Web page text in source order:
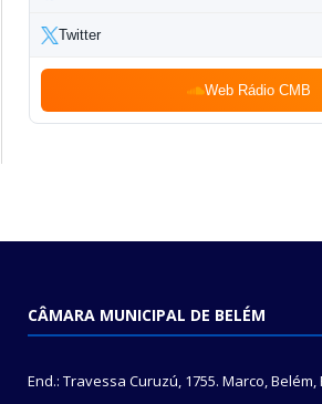
Twitter
Web Rádio CMB
CÂMARA MUNICIPAL DE BELÉM
End.: Travessa Curuzú, 1755. Marco, Belém,